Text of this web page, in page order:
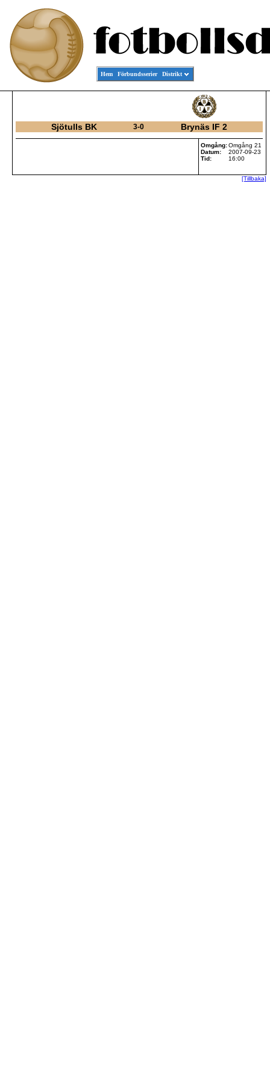
Hem Förbundsserier Distrikt
Sjötulls BK 3-0 Brynäs IF 2
Omgång:Omgång 21
Datum:
2007-09-23
Tid:
16:00
[Tillbaka]